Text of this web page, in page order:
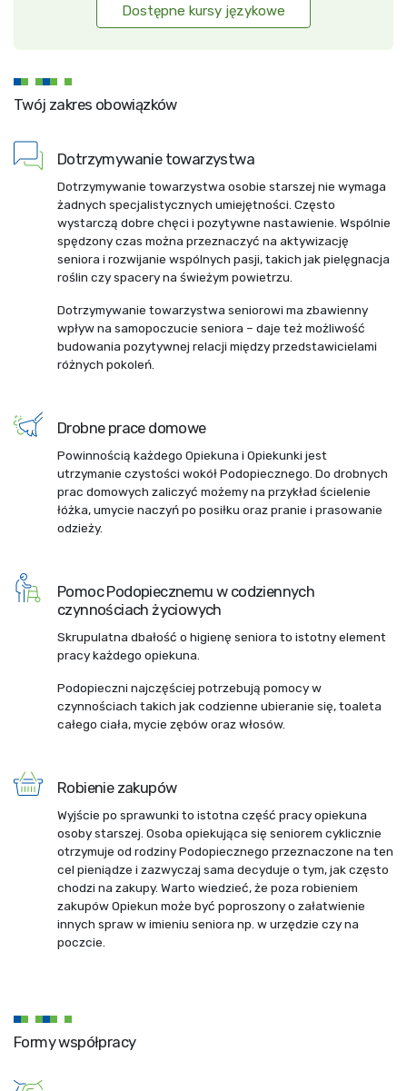
Dostępne kursy językowe
Twój zakres obowiązków
Dotrzymywanie towarzystwa
Dotrzymywanie towarzystwa osobie starszej nie wymaga
żadnych specjalistycznych umiejętności. Często
wystarczą dobre chęci i pozytywne nastawienie. Wspólnie
spędzony czas można przeznaczyć na aktywizację
seniora i rozwijanie wspólnych pasji, takich jak pielęgnacja
roślin czy spacery na świeżym powietrzu.
Dotrzymywanie towarzystwa seniorowi ma zbawienny
wpływ na samopoczucie seniora – daje też możliwość
budowania pozytywnej relacji między przedstawicielami
różnych pokoleń.
Drobne prace domowe
Powinnością każdego Opiekuna i Opiekunki jest
utrzymanie czystości wokół Podopiecznego. Do drobnych
prac domowych zaliczyć możemy na przykład ścielenie
łóżka, umycie naczyń po posiłku oraz pranie i prasowanie
odzieży.
Pomoc Podopiecznemu w codziennych
czynnościach życiowych
Skrupulatna dbałość o higienę seniora to istotny element
pracy każdego opiekuna.
Podopieczni najczęściej potrzebują pomocy w
czynnościach takich jak codzienne ubieranie się, toaleta
całego ciała, mycie zębów oraz włosów.
Robienie zakupów
Wyjście po sprawunki to istotna część pracy opiekuna
osoby starszej. Osoba opiekująca się seniorem cyklicznie
otrzymuje od rodziny Podopiecznego przeznaczone na ten
cel pieniądze i zazwyczaj sama decyduje o tym, jak często
chodzi na zakupy. Warto wiedzieć, że poza robieniem
zakupów Opiekun może być poproszony o załatwienie
innych spraw w imieniu seniora np. w urzędzie czy na
poczcie.
Formy współpracy